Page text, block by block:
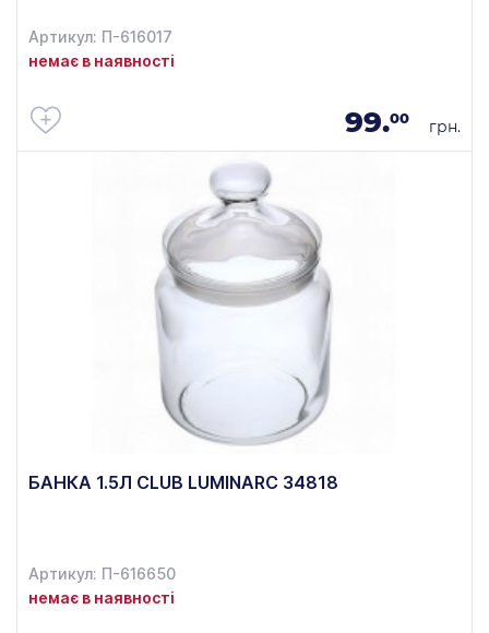
Артикул: П-616017
немає в наявності
99.00 грн.
БАНКА 1.5Л CLUB LUMINARC 34818
Артикул: П-616650
немає в наявності